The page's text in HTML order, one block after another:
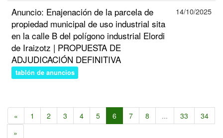
Anuncio: Enajenación de la parcela de
propiedad municipal de uso industrial sita
en la calle B del polígono industrial Elordi
de Iraizotz | PROPUESTA DE
ADJUDICACIÓN DEFINITIVA
tablón de anuncios
14/10/2025
« 1 2 3 4 5 6 7 8 ... 33
34
»